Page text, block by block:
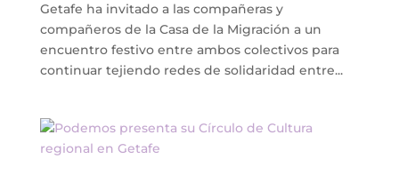
Getafe ha invitado a las compañeras y
compañeros de la Casa de la Migración a un
encuentro festivo entre ambos colectivos para
continuar tejiendo redes de solidaridad entre...